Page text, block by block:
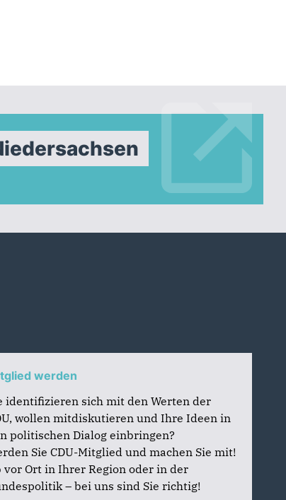
werden
identifizieren sich mit den Werten der
wollen mitdiskutieren und Ihre Ideen in
politischen Dialog einbringen?
Sie CDU-Mitglied und machen Sie mit!
vor Ort in Ihrer Region oder in der
– bei uns sind Sie richtig!